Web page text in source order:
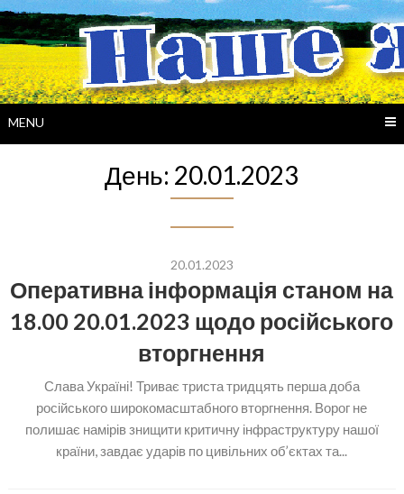
Skip
to
content
MENU
День: 20.01.2023
20.01.2023
Оперативна інформація станом на
18.00 20.01.2023 щодо російського
вторгнення
Слава Україні! Триває триста тридцять перша доба
російського широкомасштабного вторгнення. Ворог не
полишає намірів знищити критичну інфраструктуру нашої
країни, завдає ударів по цивільних об’єктах та...